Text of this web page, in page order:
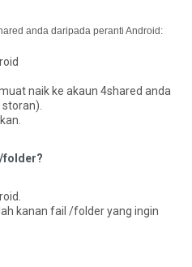
anda daripada peranti Android:
naik ke akaun 4shared anda
folder?
kanan fail /folder yang ingin